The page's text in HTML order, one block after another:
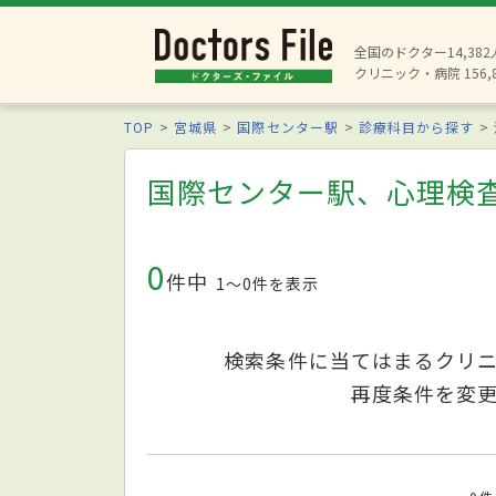
全国のドクター14,382
クリニック・病院
TOP 宮城県 国際センター駅 診療科目から探す
国際センター駅、心理検
0件中 1〜0件を表示
検索条件に当てはまるクリ
再度条件を変